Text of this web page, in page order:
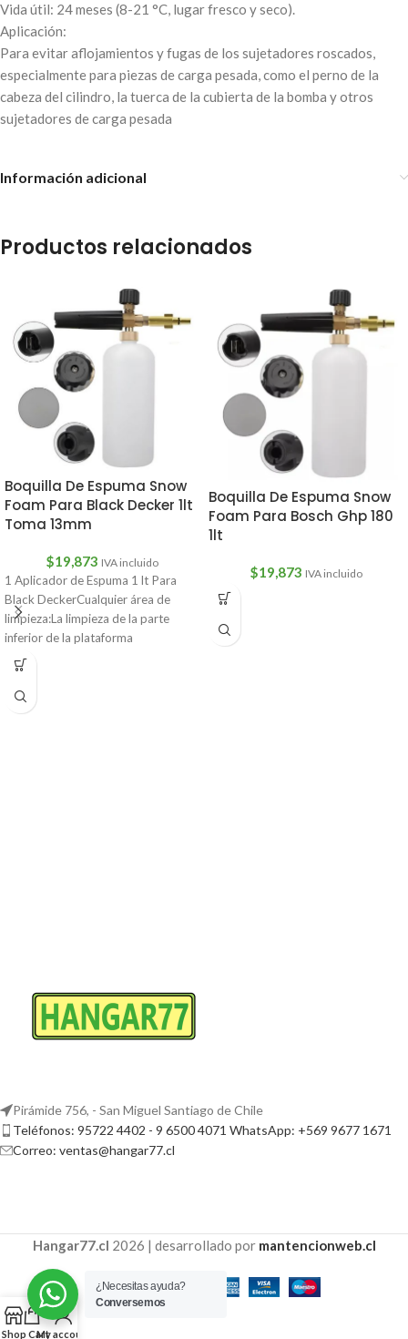
Vida útil: 24 meses (8-21 °C, lugar fresco y seco).
Aplicación:
Para evitar aflojamientos y fugas de los sujetadores roscados,
especialmente para piezas de carga pesada, como el perno de la
cabeza del cilindro, la tuerca de la cubierta de la bomba y otros
sujetadores de carga pesada
Información adicional
Productos relacionados
Boquilla De Espuma Snow
Foam Para Black Decker 1lt
Toma 13mm
$19,873 IVA incluido
1 Aplicador de Espuma 1 lt Para
Black DeckerCualquier área de
limpieza:La limpieza de la parte
inferior de la plataforma
Boquilla De Espuma Snow
Foam Para Bosch Ghp 180
1lt
$19,873 IVA incluido
Pirámide 756, - San Miguel Santiago de Chile
Teléfonos: 95722 4402 - 9 6500 4071 WhatsApp: +569 9677 1671
Correo: ventas@hangar77.cl
Hangar77.cl 2026 | desarrollado por mantencionweb.cl
Shop Cart
My account
¿Necesitas ayuda?
Conversemos